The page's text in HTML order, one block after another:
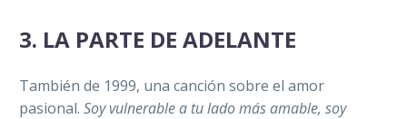
3. LA PARTE DE ADELANTE
También de 1999, una canción sobre el amor
pasional. Soy vulnerable a tu lado más amable, soy